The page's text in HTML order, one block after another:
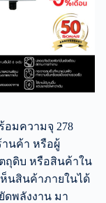
อมความจุ 278
นค้า หรือผู้
ถุดิบ หรือสินค้าใน
นสินค้าภายในได้
ดพลังงาน มา